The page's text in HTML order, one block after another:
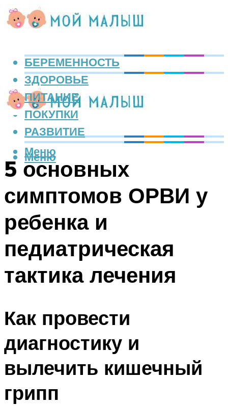
БЕРЕМЕННОСТЬ
ЗДОРОВЬЕ
ПИТАНИЕ
ПОКУПКИ
РАЗВИТИЕ
Меню
Меню
5 основных
симптомов ОРВИ у
ребенка и
педиатрическая
тактика лечения
Как провести
диагностику и
вылечить кишечный
грипп